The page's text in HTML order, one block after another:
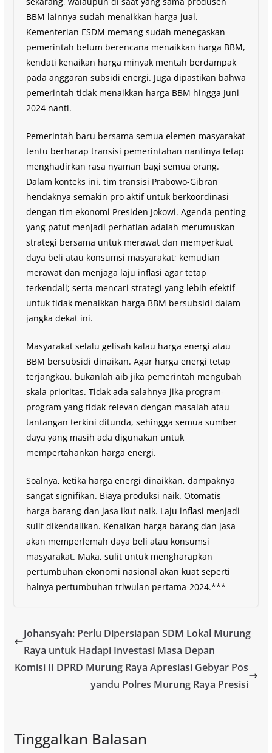
BBM lainnya sudah menaikkan harga jual.
Kementerian ESDM memang sudah menegaskan
pemerintah belum berencana menaikkan harga BBM,
kendati kenaikan harga minyak mentah berdampak
pada anggaran subsidi energi. Juga dipastikan bahwa
pemerintah tidak menaikkan harga BBM hingga Juni
2024 nanti.
Pemerintah baru bersama semua elemen masyarakat
tentu berharap transisi pemerintahan nantinya tetap
menghadirkan rasa nyaman bagi semua orang.
Dalam konteks ini, tim transisi Prabowo-Gibran
hendaknya semakin pro aktif untuk berkoordinasi
dengan tim ekonomi Presiden Jokowi. Agenda penting
yang patut menjadi perhatian adalah merumuskan
strategi bersama untuk merawat dan memperkuat
daya beli atau konsumsi masyarakat; kemudian
merawat dan menjaga laju inflasi agar tetap
terkendali; serta mencari strategi yang lebih efektif
untuk tidak menaikkan harga BBM bersubsidi dalam
jangka dekat ini.
Masyarakat selalu gelisah kalau harga energi atau
BBM bersubsidi dinaikan. Agar harga energi tetap
terjangkau, bukanlah aib jika pemerintah mengubah
skala prioritas. Tidak ada salahnya jika program-
program yang tidak relevan dengan masalah atau
tantangan terkini ditunda, sehingga semua sumber
daya yang masih ada digunakan untuk
mempertahankan harga energi.
Soalnya, ketika harga energi dinaikkan, dampaknya
sangat signifikan. Biaya produksi naik. Otomatis
harga barang dan jasa ikut naik. Laju inflasi menjadi
sulit dikendalikan. Kenaikan harga barang dan jasa
akan memperlemah daya beli atau konsumsi
masyarakat. Maka, sulit untuk mengharapkan
pertumbuhan ekonomi nasional akan kuat seperti
halnya pertumbuhan triwulan pertama-2024.***
Johansyah: Perlu Dipersiapan SDM Lokal Murung
Raya untuk Hadapi Investasi Masa Depan
Komisi II DPRD Murung Raya Apresiasi Gebyar Pos
yandu Polres Murung Raya Presisi
Tinggalkan Balasan